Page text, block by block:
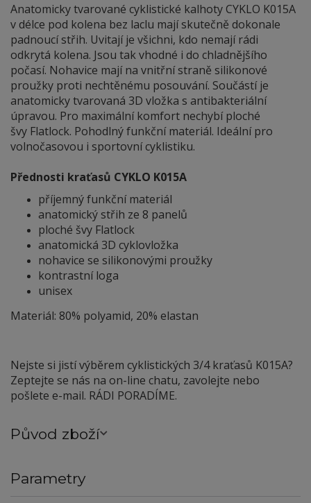
Anatomicky tvarované cyklistické kalhoty CYKLO K015A
v délce pod kolena bez laclu mají skutečně dokonale
padnoucí střih. Uvitají je všichni, kdo nemají rádi
odkrytá kolena. Jsou tak vhodné i do chladnějšího
počasí. Nohavice mají na vnitřní straně silikonové
proužky proti nechtěnému posouvání. Součástí je
anatomicky tvarovaná 3D vložka s antibakteriální
úpravou. Pro maximální komfort nechybí ploché
švy Flatlock. Pohodlný funkční materiál. Ideální pro
volnočasovou i sportovní cyklistiku.
Přednosti kraťasů CYKLO K015A
příjemný funkční materiál
anatomický střih ze 8 panelů
ploché švy Flatlock
anatomická 3D cyklovložka
nohavice se silikonovými proužky
kontrastní loga
unisex
Materiál: 80% polyamid, 20% elastan
Nejste si jistí výběrem cyklistických 3/4 kraťasů K015A?
Zeptejte se nás na on-line chatu, zavolejte nebo
pošlete e-mail. RÁDI PORADÍME.
Původ zboží
Parametry